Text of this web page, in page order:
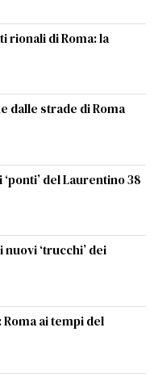
rionali di Roma: la
dalle strade di Roma
del Laurentino 38
‘trucchi’ dei
ai tempi del